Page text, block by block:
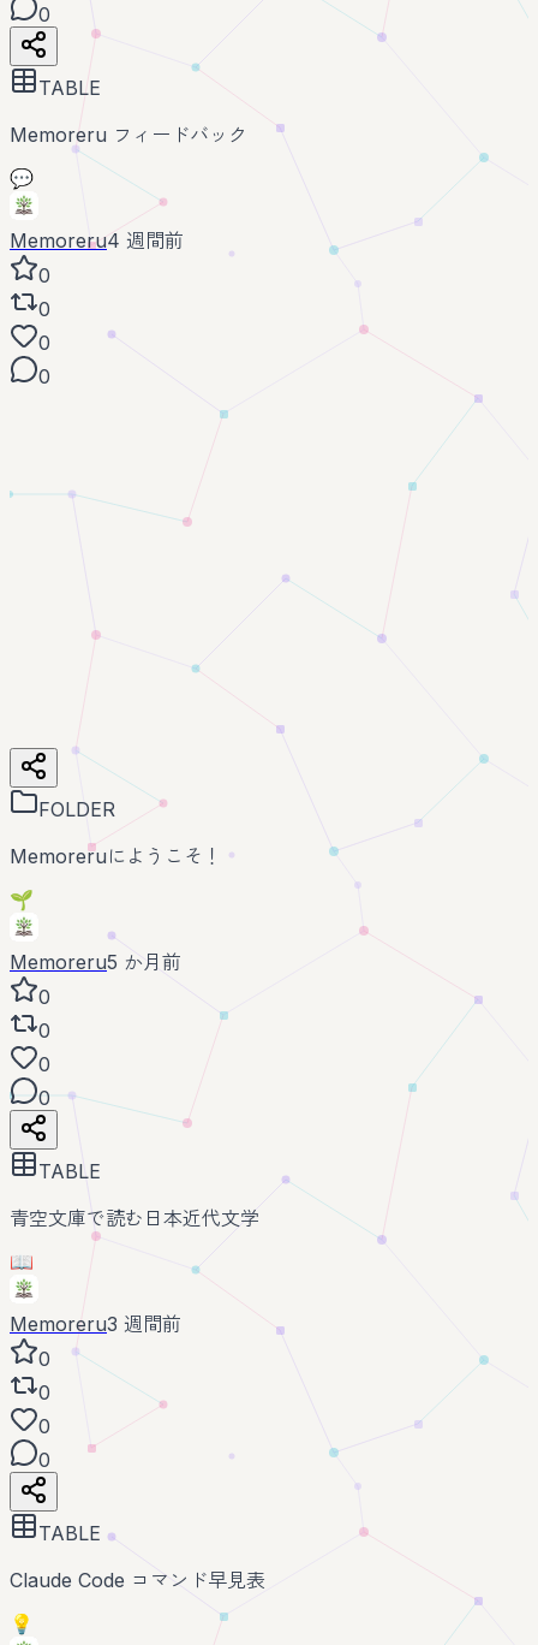
0
TABLE
Memoreru フィードバック
💬
Memoreru4 週間前
0
0
0
0
FOLDER
Memoreruにようこそ！
🌱
Memoreru5 か月前
0
0
0
0
TABLE
青空文庫で読む日本近代文学
📖
Memoreru3 週間前
0
0
0
0
TABLE
Claude Code コマンド早見表
💡